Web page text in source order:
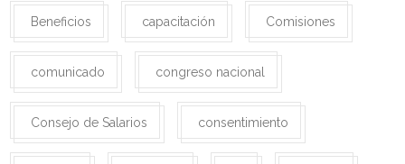
Beneficios capacitación Comisiones
comunicado congreso nacional
Consejo de Salarios consentimiento